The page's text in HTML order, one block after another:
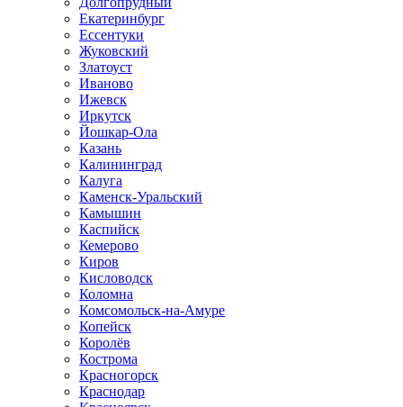
Екатеринбург
Ессентуки
Жуковский
Златоуст
Иваново
Ижевск
Иркутск
Йошкар-Ола
Казань
Калининград
Калуга
Каменск-Уральский
Камышин
Каспийск
Кемерово
Киров
Кисловодск
Коломна
Комсомольск-на-Амуре
Копейск
Королёв
Кострома
Красногорск
Краснодар